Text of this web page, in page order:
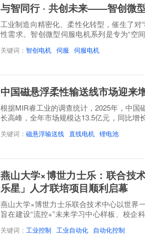
与智同行 · 共创未来——智创微
工业制造向精密化、柔性化转型，催生了对
性需求。智创微型伺服电机系列是专为“空
关键词： 智创电机 伺服 伺服电机
中国磁悬浮柔性输送线市场迎来
根据MIR睿工业的调查统计，2025年，中国
长高峰，全年市场规模达13.5亿元，同比增
关键词： 磁悬浮输送线 直线电机 锂电池
燕山大学×博世力士乐：联合技
乐星」人才联培项目顺利启幕
燕山大学×博世力士乐联合技术中心以世界
旨在建设“流控+”未来学习中心样板、校企
关键词： 工业控制 工业自动化 自动化控制